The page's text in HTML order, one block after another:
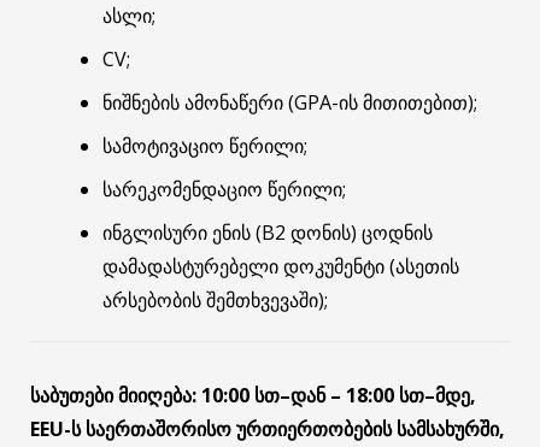
ასლი;
CV;
ნიშნების ამონაწერი (GPA-ის მითითებით);
სამოტივაციო წერილი;
სარეკომენდაციო წერილი;
ინგლისური ენის (B2 დონის) ცოდნის
დამადასტურებელი დოკუმენტი (ასეთის
არსებობის შემთხვევაში);
საბუთებიმიიღება: 10:00 სთ–დან– 18:00 სთ–მდე,
EEU-ს საერთაშორისო ურთიერთობების სამსახურში,